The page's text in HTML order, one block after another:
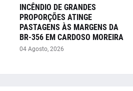
INCÊNDIO DE GRANDES
PROPORÇÕES ATINGE
PASTAGENS ÀS MARGENS DA
BR-356 EM CARDOSO MOREIRA
04 Agosto, 2026